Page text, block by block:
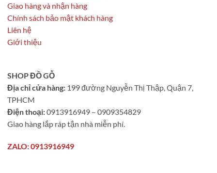
Giao hàng và nhận hàng
Chính sách bảo mật khách hàng
Liên hệ
Giới thiệu
SHOP ĐỒ GỖ
Địa chỉ cửa hàng: 199 đường Nguyễn Thị Thập, Quận 7,
TPHCM
Điện thoại:0913916949 – 0909354829
Giao hàng lắp ráp tận nhà miễn phí.
ZALO: 0913916949